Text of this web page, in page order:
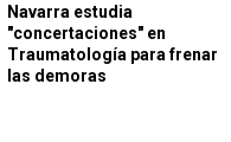
Navarra estudia
"concertaciones" en
Traumatología para frenar
las demoras